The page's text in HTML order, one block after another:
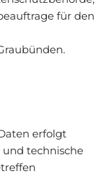
für den
erfolgt
technische